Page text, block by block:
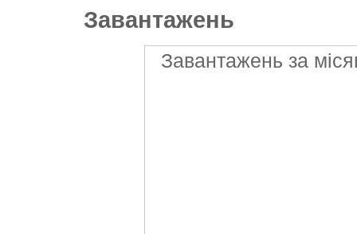
Завантажень
Завантажень за